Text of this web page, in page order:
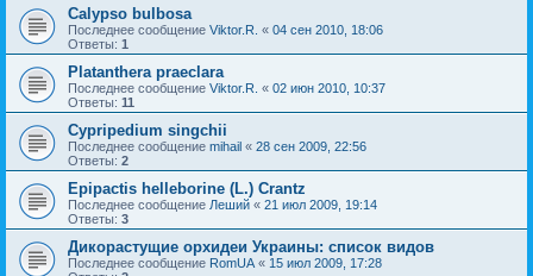
Calypso bulbosa
Последнее сообщение Viktor.R. « 04 сен 2010, 18:06
Ответы: 1
Platanthera praeclara
Последнее сообщение Viktor.R. « 02 июн 2010, 10:37
Ответы: 11
Cypripedium singchii
Последнее сообщение mihail « 28 сен 2009, 22:56
Ответы: 2
Epipactis helleborine (L.) Crantz
Последнее сообщение Леший « 21 июл 2009, 19:14
Ответы: 3
Дикорастущие орхидеи Украины: список видов
Последнее сообщение RomUA « 15 июл 2009, 17:28